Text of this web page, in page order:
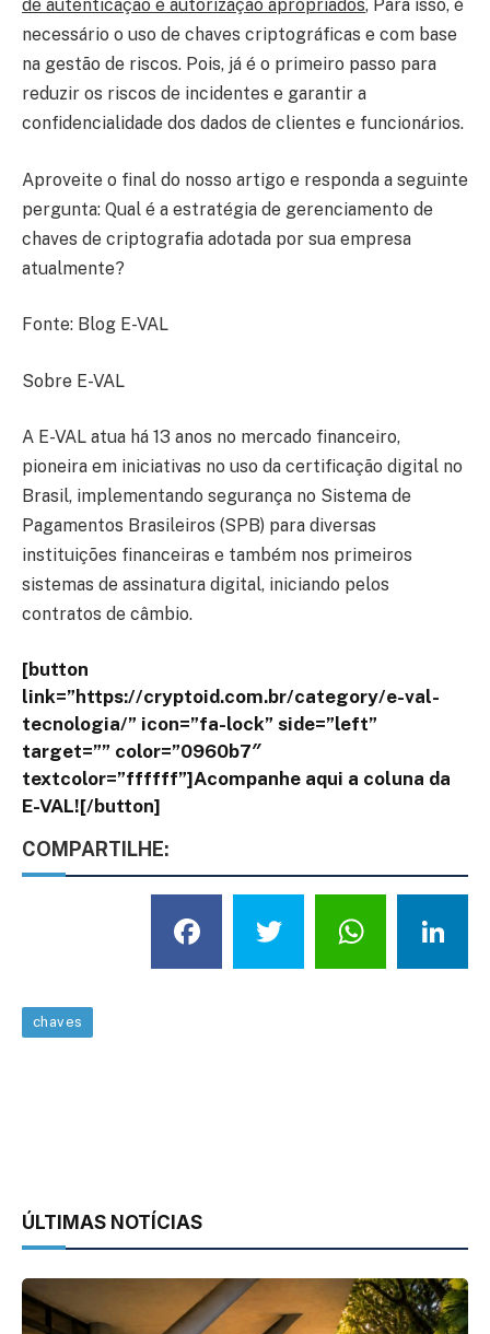
de autenticação e autorização apropriados, Para isso, é
necessário o uso de chaves criptográficas e com base
na gestão de riscos. Pois, já é o primeiro passo para
reduzir os riscos de incidentes e garantir a
confidencialidade dos dados de clientes e funcionários.
Aproveite o final do nosso artigo e responda a seguinte
pergunta: Qual é a estratégia de gerenciamento de
chaves de criptografia adotada por sua empresa
atualmente?
Fonte: Blog E-VAL
Sobre E-VAL
A E-VAL atua há 13 anos no mercado financeiro,
pioneira em iniciativas no uso da certificação digital no
Brasil, implementando segurança no Sistema de
Pagamentos Brasileiros (SPB) para diversas
instituições financeiras e também nos primeiros
sistemas de assinatura digital, iniciando pelos
contratos de câmbio.
[button
link=”https://cryptoid.com.br/category/e-val-
tecnologia/” icon=”fa-lock” side=”left”
target=”” color=”0960b7″
textcolor=”ffffff”]Acompanhe aqui a coluna da
E-VAL![/button]
COMPARTILHE:
Facebook
Twitter
chaves
ÚLTIMAS NOTÍCIAS